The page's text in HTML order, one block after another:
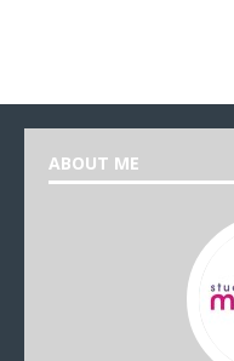
ABOUT ME